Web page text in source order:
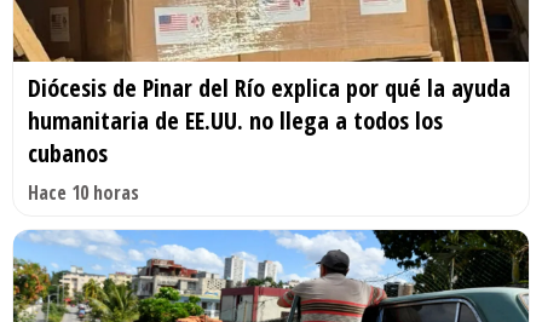
Diócesis de Pinar del Río explica por qué la ayuda
humanitaria de EE.UU. no llega a todos los
cubanos
Hace 10 horas